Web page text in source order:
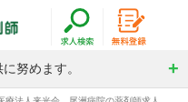
努めます。